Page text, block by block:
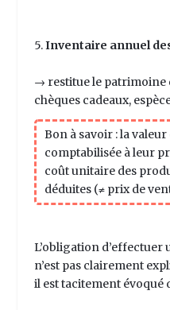
5.Inventaire annuel
→ restitue le patrimoine
chèques cadeaux,
Bon à savoir : la
comptabilisée à leur
coût unitaire des
déduites (≠ prix de
L’obligation
n’est pas clairement
il est tacitement évoqué